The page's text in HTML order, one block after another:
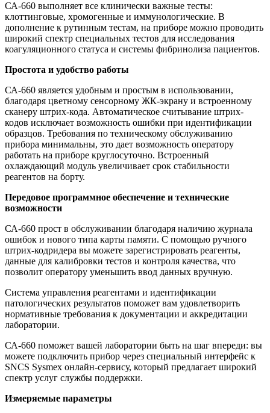
СА-660 выполняет все клинически важные тесты:
клоттинговые, хромогенные и иммунологические. В
дополнение к рутинным тестам, на приборе можно проводить
широкий спектр специальных тестов для исследования
коагуляционного статуса и системы фибринолиза пациентов.
Простота и удобство работы
СА-660 является удобным и простым в использовании,
благодаря цветному сенсорному ЖК-экрану и встроенному
сканеру штрих-кода. Автоматическое считывание штрих-
кодов исключает возможность ошибки при идентификации
образцов. Требования по техническому обслуживанию
прибора минимальны, это дает возможность оператору
работать на приборе круглосуточно. Встроенный
охлаждающий модуль увеличивает срок стабильности
реагентов на борту.
Передовое программное обеспечение и технические
возможности
СА-660 прост в обслуживании благодаря наличию журнала
ошибок и нового типа карты памяти. С помощью ручного
штрих-кодридера вы можете зарегистрировать реагенты,
данные для калибровки тестов и контроля качества, что
позволит оператору уменьшить ввод данных вручную.
Система управления реагентами и идентификации
патологических результатов поможет вам удовлетворить
нормативные требования к документации и аккредитации
лаборатории.
СА-660 поможет вашей лаборатории быть на шаг впереди: вы
можете подключить прибор через специальный интерфейс к
SNCS Sysmex онлайн-сервису, который предлагает широкий
спектр услуг службы поддержки.
Измеряемые параметры